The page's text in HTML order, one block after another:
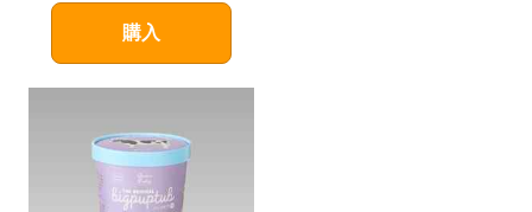
購入